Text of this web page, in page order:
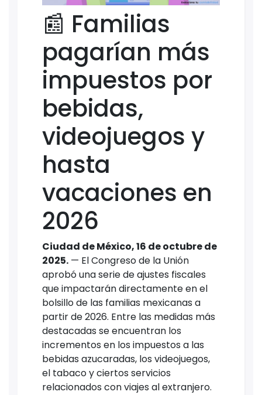
📰 Familias
pagarían más
impuestos por
bebidas,
videojuegos y
hasta
vacaciones en
2026
Ciudad de México, 16 de octubre de
2025. — El Congreso de la Unión
aprobó una serie de ajustes fiscales
que impactarán directamente en el
bolsillo de las familias mexicanas a
partir de 2026. Entre las medidas más
destacadas se encuentran los
incrementos en los impuestos a las
bebidas azucaradas, los videojuegos,
el tabaco y ciertos servicios
relacionados con viajes al extranjero.